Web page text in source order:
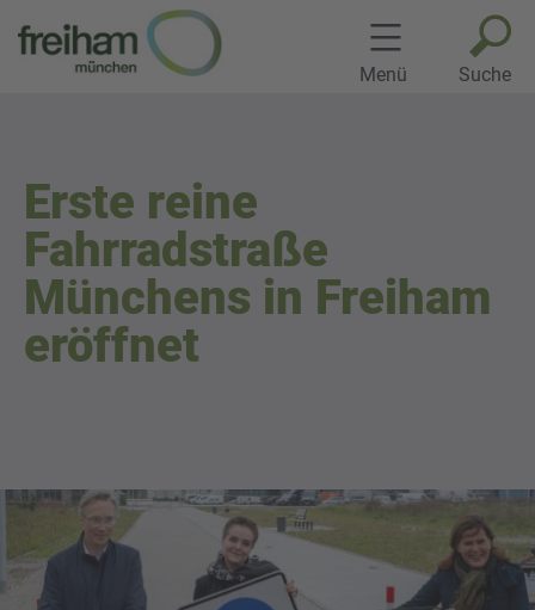
Inhalt
springen
Menü Suche
Erste reine
Fahrradstraße
Münchens in Freiham
eröffnet